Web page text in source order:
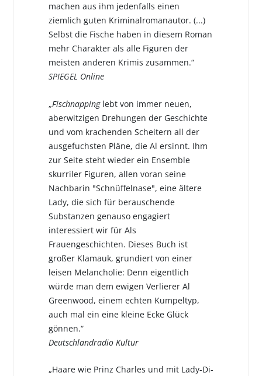
machen aus ihm jedenfalls einen
ziemlich guten Kriminalromanautor. (...)
Selbst die Fische haben in diesem Roman
mehr Charakter als alle Figuren der
meisten anderen Krimis zusammen.“
SPIEGEL Online
„Fischnappinglebt von immer neuen,
aberwitzigen Drehungen der Geschichte
und vom krachenden Scheitern all der
ausgefuchsten Pläne, die Al ersinnt. Ihm
zur Seite steht wieder ein Ensemble
skurriler Figuren, allen voran seine
Nachbarin "Schnüffelnase", eine ältere
Lady, die sich für berauschende
Substanzen genauso engagiert
interessiert wir für Als
Frauengeschichten. Dieses Buch ist
großer Klamauk, grundiert von einer
leisen Melancholie: Denn eigentlich
würde man dem ewigen Verlierer Al
Greenwood, einem echten Kumpeltyp,
auch mal ein eine kleine Ecke Glück
gönnen.“
Deutschlandradio Kultur
„Haare wie Prinz Charles und mit Lady-Di-